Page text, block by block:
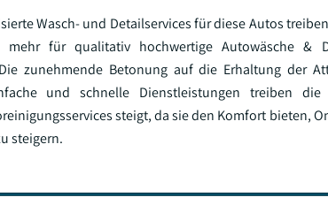
Wasch- und Detailservices für diese Autos
für qualitativ hochwertige Autowäsche &
zunehmende Betonung auf die Erhaltung der
und schnelle Dienstleistungen treiben die
steigt, da sie den Komfort bieten,
steigern.